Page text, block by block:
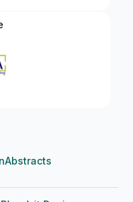
Abstracts